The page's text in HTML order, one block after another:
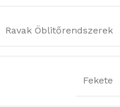
Ravak Öblitőrendszerek
Fekete